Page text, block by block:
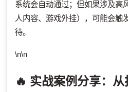
系统会自动通过；但如果涉及高
人内容、游戏外挂），可能会触
待。
\n\n
🔥 实战案例分享：